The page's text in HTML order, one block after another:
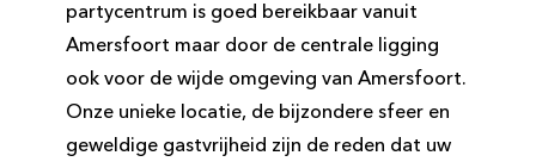
partycentrum is goed bereikbaar vanuit
Amersfoort maar door de centrale ligging
ook voor de wijde omgeving van Amersfoort.
Onze unieke locatie, de bijzondere sfeer en
geweldige gastvrijheid zijn de reden dat uw